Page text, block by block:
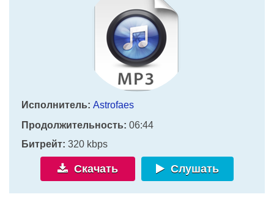
Исполнитель: Astrofaes
Продолжительность: 06:44
Битрейт: 320 kbps
Скачать Слушать